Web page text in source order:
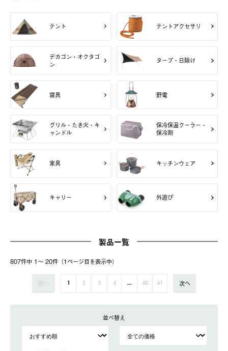
テント テントアクセサリ
デカゴン・オクタゴ
ン
タープ・日除け
寝具 野電
グリル・たき火・キ
ャンドル
保冷保温クーラー・
保冷剤
家具 キッチンウェア
キャリー 外遊び
製品一覧
807件中 1〜 20件（1ページ⽬を表⽰中）
前へ 1 2 3 4 ... 40 41 次へ
並べ替え